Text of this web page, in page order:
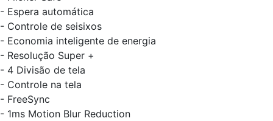
- Espera automática
- Controle de seisixos
- Economia inteligente de energia
- Resolução Super +
- 4 Divisão de tela
- Controle na tela
- FreeSync
- 1ms Motion Blur Reduction